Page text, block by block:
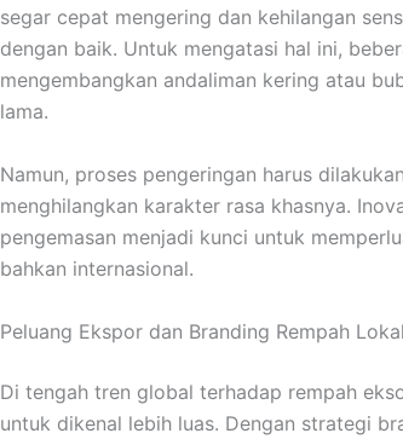
segar cepat mengering dan kehilangan
dengan baik. Untuk mengatasi hal ini,
mengembangkan andaliman kering atau
lama.
Namun, proses pengeringan harus
menghilangkan karakter rasa khasnya.
pengemasan menjadi kunci untuk
bahkan internasional.
Peluang Ekspor dan Branding Rempah Lokal
Di tengah tren global terhadap rempah
untuk dikenal lebih luas. Dengan strategi